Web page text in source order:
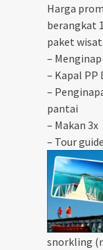
Harga
berangkat
paket
–
– Kapal PP
–
pantai
– Makan 3x
– Tour
snorkling